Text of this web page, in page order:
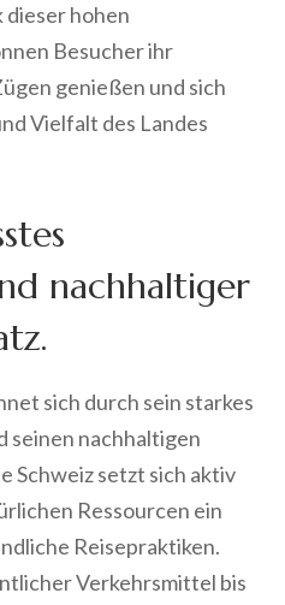
dieser hohen
Besucher ihr
genießen und sich
Vielfalt des Landes
nachhaltiger
sich durch sein starkes
seinen nachhaltigen
Schweiz setzt sich aktiv
Ressourcen ein
Reisepraktiken.
Verkehrsmittel bis